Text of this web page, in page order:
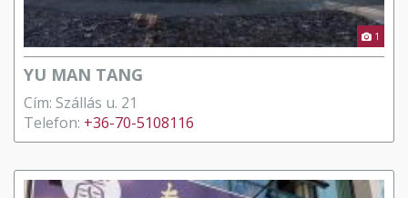
1
YU MAN TANG
Cím: Szállás u. 21
Telefon: +36-70-5108116